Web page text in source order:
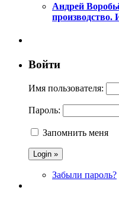
Андрей
производство.
Войти
Имя пользователя:
Пароль:
Запомнить меня
Забыли пароль?